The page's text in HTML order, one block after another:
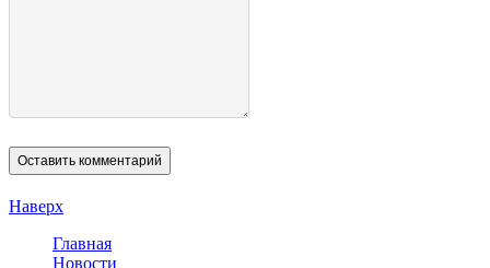
Наверх
Главная
Новости